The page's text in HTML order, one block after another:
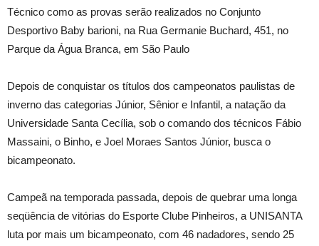
Técnico como as provas serão realizados no Conjunto
Desportivo Baby barioni, na Rua Germanie Buchard, 451, no
Parque da Água Branca, em São Paulo
Depois de conquistar os títulos dos campeonatos paulistas de
inverno das categorias Júnior, Sênior e Infantil, a natação da
Universidade Santa Cecília, sob o comando dos técnicos Fábio
Massaini, o Binho, e Joel Moraes Santos Júnior, busca o
bicampeonato.
Campeã na temporada passada, depois de quebrar uma longa
seqüência de vitórias do Esporte Clube Pinheiros, a UNISANTA
luta por mais um bicampeonato, com 46 nadadores, sendo 25